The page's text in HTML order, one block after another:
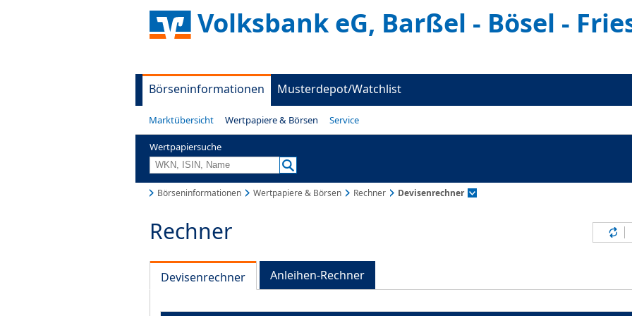
Volksbank eG, Barßel - Bösel -
Börseninformationen Musterdepot/Watchlist
Marktübersicht Wertpapiere & Börsen Service
Wertpapiersuche
Börseninformationen Wertpapiere & Börsen Rechner Devisenrechner
Rechner
Devisenrechner Anleihen-Rechner